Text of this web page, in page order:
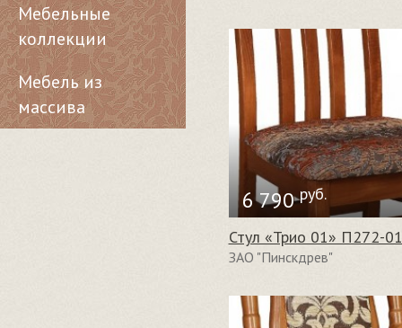
6 790 руб.
Стул «Трио 01» П272-01
ЗАО "Пинскдрев"
Мебельные
коллекции
Мебель из
массива